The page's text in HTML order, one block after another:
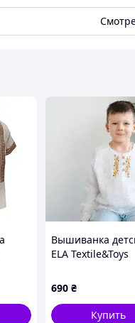
Вышиванка
ELA Textile&Toys
лет Муслин
Желтый ES001WT
690 ₴
Купить